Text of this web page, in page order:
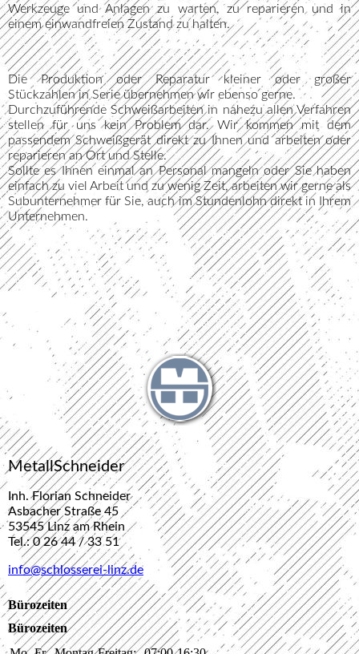
Werkzeuge und Anlagen zu warten, zu reparieren und in
einem einwandfreien Zustand zu halten.
Die Produktion oder Reparatur kleiner oder großer
Stückzahlen in Serie übernehmen wir ebenso gerne.
Durchzuführende Schweißarbeiten in nahezu allen Verfahren
stellen für uns kein Problem dar. Wir kommen mit dem
passendem Schweißgerät direkt zu Ihnen und arbeiten oder
reparieren an Ort und Stelle.
Sollte es Ihnen einmal an Personal mangeln oder Sie haben
einfach zu viel Arbeit und zu wenig Zeit, arbeiten wir gerne als
Subunternehmer für Sie, auch im Stundenlohn direkt in Ihrem
Unternehmen.
MetallSchneider
Inh. Florian Schneider
Asbacher Straße 45
53545 Linz am Rhein
Tel.: 0 26 44 / 33 51
info@schlosserei-linz.de
Bürozeiten
Bürozeiten